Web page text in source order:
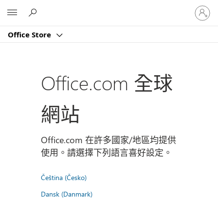
Office Store
登
入
您
Office.com 全球
網站
Office.com 在許多國家/地區均提供
使用。請選擇下列語言喜好設定。
Čeština (Česko)
Dansk (Danmark)